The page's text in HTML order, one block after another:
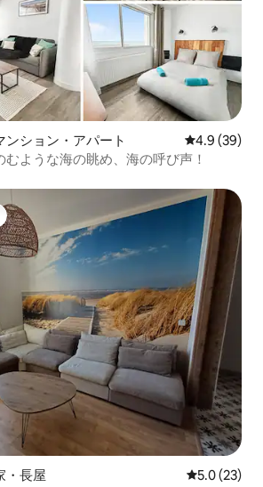
ション・アパート レビュー39
4.9 (39)
ような海の眺め、海の呼び声！
イスです。
・長屋 レビュー23
5.0 (23)